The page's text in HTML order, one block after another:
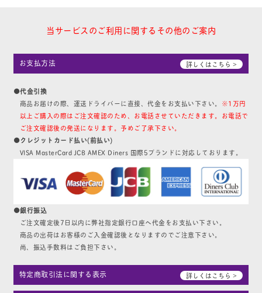
当サービスのご利用に関するその他のご案内
お支払方法 詳しくはこちら >
●代金引換
商品お届けの際、運送ドライバーに直接、代金をお支払い下さい。 ※1万円
以上ご購入の際はご注文確認のため、お電話させていただきます。お電話で
ご注文確認後の発送になります。予めご了承下さい。
●クレジットカード払い(前払い)
VISA MasterCard JCB AMEX Diners 国際5ブランドに対応しております。
●銀行振込
ご注文確定後7日以内に弊社指定銀行口座へ代金をお支払い下さい。
商品の出荷はお客様のご入金確認後となりますのでご注意下さい。
尚、振込手数料はご負担下さい。
特定商取引法に関する表示 詳しくはこちら >